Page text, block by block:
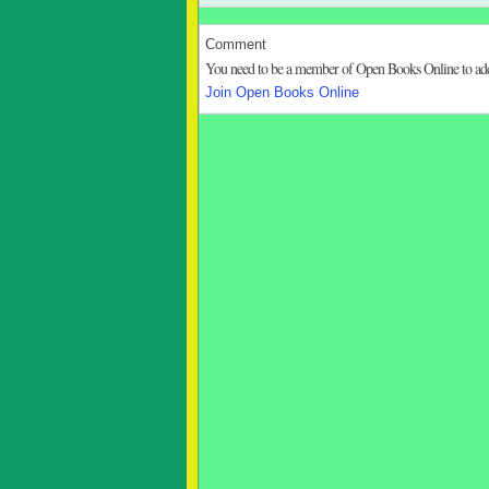
Comment
You need to be a member of Open Books Online to
Join Open Books Online